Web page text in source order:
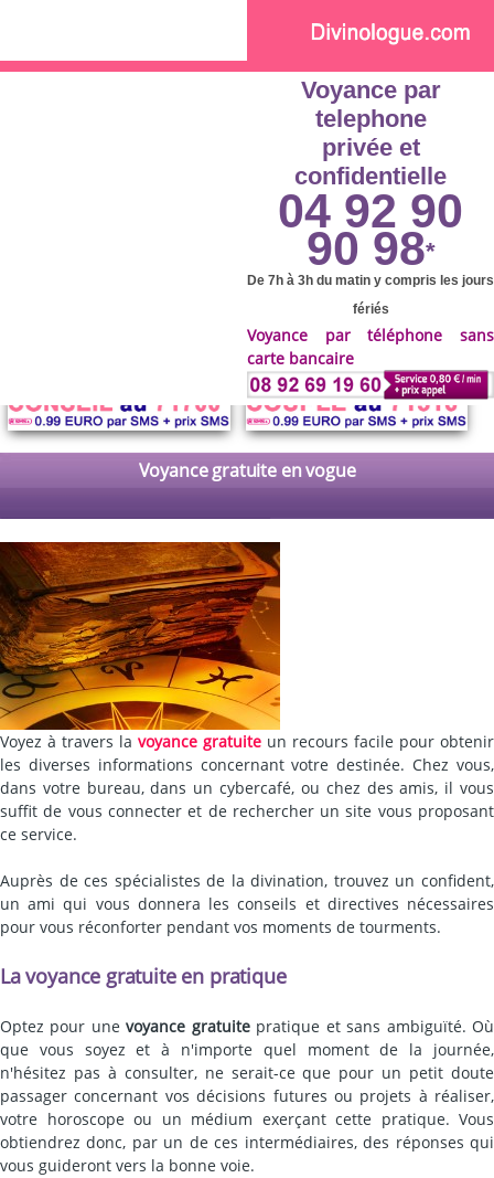
Voyance par
telephone
privée et
confidentielle
04 92 90
90 98*
De 7h à 3h du matin y compris les jours
fériés
Voyance par téléphone sans
carte bancaire
Voyance gratuite en vogue
Voyez à travers la voyance gratuite un recours facile pour obtenir
les diverses informations concernant votre destinée. Chez vous,
dans votre bureau, dans un cybercafé, ou chez des amis, il vous
suffit de vous connecter et de rechercher un site vous proposant
ce service.
Auprès de ces spécialistes de la divination, trouvez un confident,
un ami qui vous donnera les conseils et directives nécessaires
pour vous réconforter pendant vos moments de tourments.
La voyance gratuite en pratique
Optez pour unevoyance gratuitepratique et sans ambiguïté. Où
que vous soyez et à n'importe quel moment de la journée,
n'hésitez pas à consulter, ne serait-ce que pour un petit doute
passager concernant vos décisions futures ou projets à réaliser,
votre horoscope ou un médium exerçant cette pratique. Vous
obtiendrez donc, par un de ces intermédiaires, des réponses qui
vous guideront vers la bonne voie.